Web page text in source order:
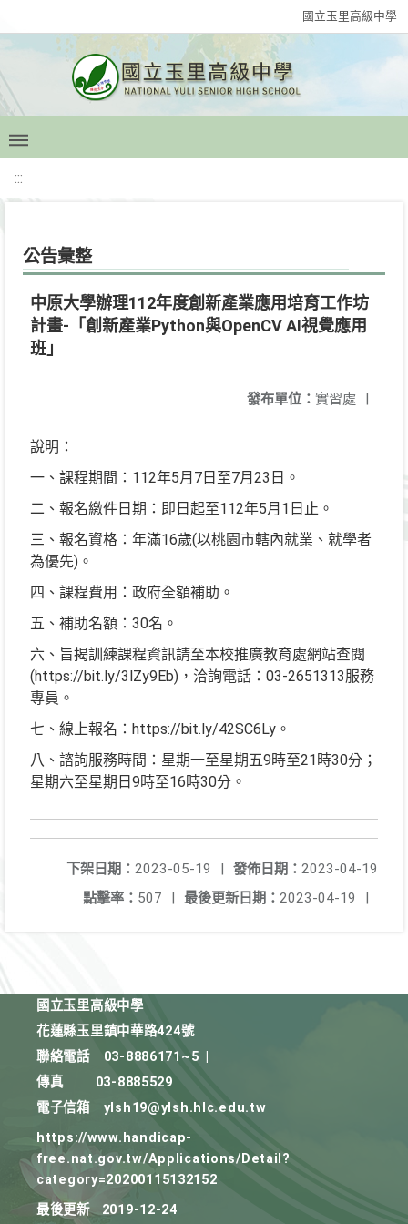
國立玉里高級中學
:::
公告彙整
中原大學辦理112年度創新產業應用培育工作坊
計畫-「創新產業Python與OpenCV AI視覺應用
班」
發布單位： 實習處 |
說明：
一、課程期間：112年5月7日至7月23日。
二、報名繳件日期：即日起至112年5月1日止。
三、報名資格：年滿16歲(以桃園市轄內就業、就學者
為優先)。
四、課程費用：政府全額補助。
五、補助名額：30名。
六、旨揭訓練課程資訊請至本校推廣教育處網站查閱
(https://bit.ly/3lZy9Eb)，洽詢電話：03-2651313服務
專員。
七、線上報名：https://bit.ly/42SC6Ly。
八、諮詢服務時間：星期一至星期五9時至21時30分；
星期六至星期日9時至16時30分。
發佈日期： 2023-04-19
下架日期： 2023-05-19
|
最後更新日期： 2023-04-19 |
點擊率： 507 |
國立玉里高級中學
花蓮縣玉里鎮中華路424號
聯絡電話
03-8886171~5
傳真
03-8885529
電子信箱
ylsh19@ylsh.hlc.edu.tw
https://www.handicap-
free.nat.gov.tw/Applications/Detail?
category=20200115132152
最後更新
2019-12-24